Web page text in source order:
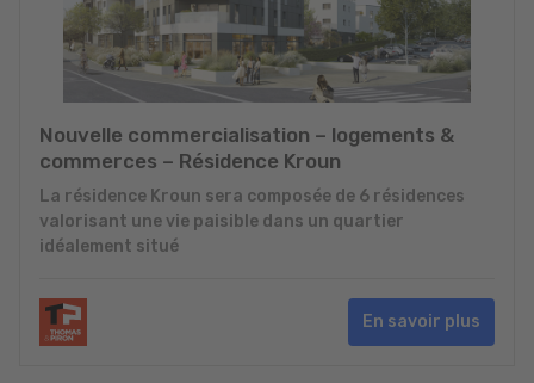
Nouvelle commercialisation – logements &
commerces – Résidence Kroun
La résidence Kroun sera composée de 6 résidences
valorisant une vie paisible dans un quartier
idéalement situé
En savoir plus